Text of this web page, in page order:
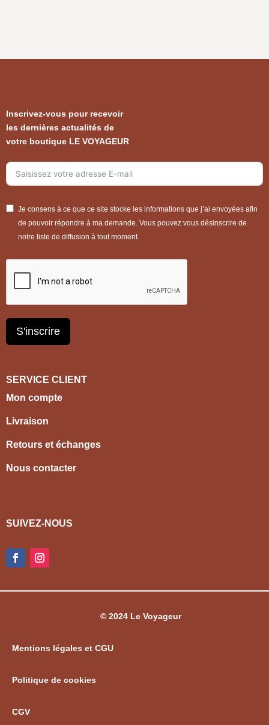
Inscrivez-vous pour recevoir
les dernières actualités de
votre boutique LE VOYAGEUR
Je consens à ce que ce site stocke les informations que j’ai envoyées afin
de pouvoir répondre à ma demande. Vous pouvez vous désinscrire de
notre liste de diffusion à tout moment.
S'inscrire
SERVICE CLIENT
Mon compte
Livraison
Retours et échanges
Nous contacter
SUIVEZ-NOUS
© 2024 Le Voyageur
Mentions légales et CGU
Politique de cookies
CGV